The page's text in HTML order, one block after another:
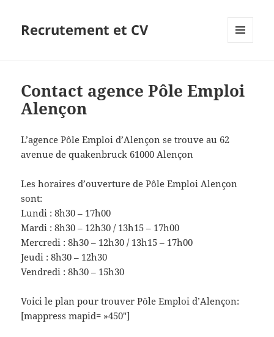
Recrutement et CV
Contact agence Pôle Emploi
Alençon
L’agence Pôle Emploi d’Alençon se trouve au 62
avenue de quakenbruck 61000 Alençon
Les horaires d’ouverture de Pôle Emploi Alençon
sont:
Lundi : 8h30 – 17h00
Mardi : 8h30 – 12h30 / 13h15 – 17h00
Mercredi : 8h30 – 12h30 / 13h15 – 17h00
Jeudi : 8h30 – 12h30
Vendredi : 8h30 – 15h30
Voici le plan pour trouver Pôle Emploi d’Alençon:
[mappress mapid= »450″]